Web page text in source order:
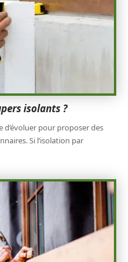
isolants ?
d’évoluer pour proposer des
Si l’isolation par